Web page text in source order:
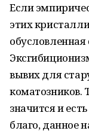
Если
этих
вывих для
коматозников.
значится и
благо, данное